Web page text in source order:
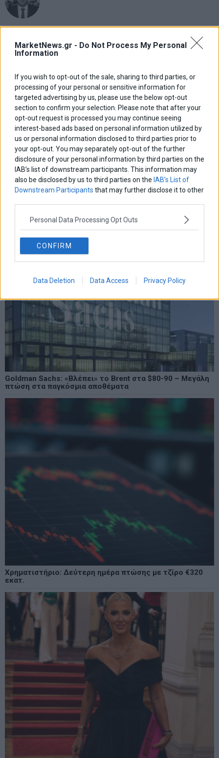
MarketNews.gr - Do Not Process My Personal
Information
If you wish to opt-out of the sale, sharing to third parties, or
processing of your personal or sensitive information for
targeted advertising by us, please use the below opt-out
section to confirm your selection. Please note that after your
opt-out request is processed you may continue seeing
interest-based ads based on personal information utilized by
us or personal information disclosed to third parties prior to
your opt-out. You may separately opt-out of the further
disclosure of your personal information by third parties on the
IAB’s list of downstream participants. This information may
also be disclosed by us to third parties on the IAB’s List of
Downstream Participants that may further disclose it to other
Personal Data Processing Opt Outs
CONFIRM
Data Deletion Data Access Privacy Policy
ΕΤΙΚΕΤΕΣ
Χρηματιστηριο Αθηνων αεπ αθλητικα αναπτυξη βουλη γερμανια
διαπραγματευση δντ εκλογες εκτ ελλαδα εμπορευματα
επικαιροτητα επιχειρησεις ευρω ευρωζωνη
ευρωπαικα
χρηματιστηριαευρωπηηπακορωνοιοςκοσμος
κυριακος μητσοτακης μεταρρυθμισεις μετρα μητσοτακηςνδ
οικονομια ομολογα πετρελαιο πληθωρισμος ρωσια
συριζατουρκια τραπεζες τσιπρας χρεος χρηματιστηριο
LATEST FROM BLOG
Goldman Sachs: «Βλέπει» το Brent στα $80-90 – Μεγάλη
πτώση στα παγκόσμια αποθέματα
Χρηματιστήριο: Δεύτερη ημέρα πτώσης με τζίρο €320
εκατ.